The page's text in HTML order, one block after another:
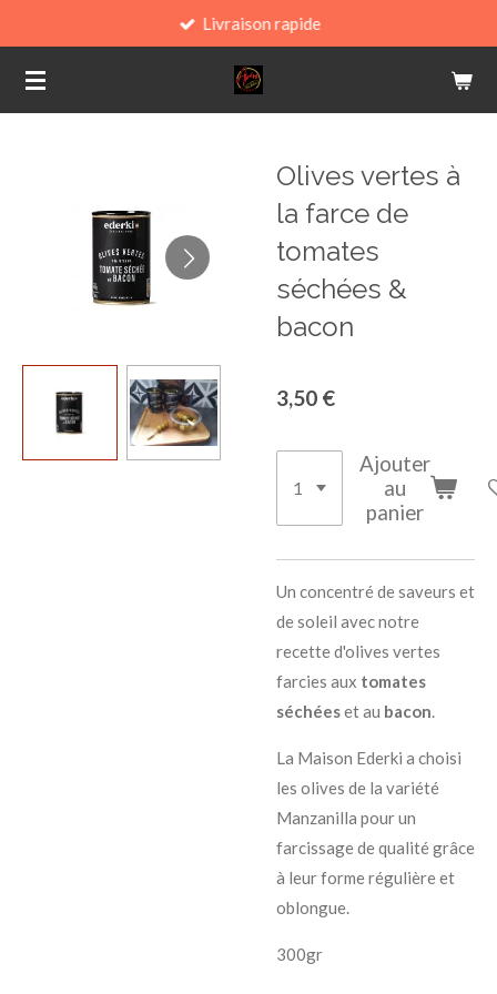
contenu
principal
Livraison rapide
Olives vertes à
la farce de
tomates
séchées &
bacon
3,50 €
Ajouter
au
panier
Un concentré de saveurs et
de soleil avec notre
recette d'olives vertes
farcies aux tomates
séchéeset au bacon.
La Maison Ederki a choisi
les olives de la variété
Manzanilla pour un
farcissage de qualité grâce
à leur forme régulière et
oblongue.
300gr